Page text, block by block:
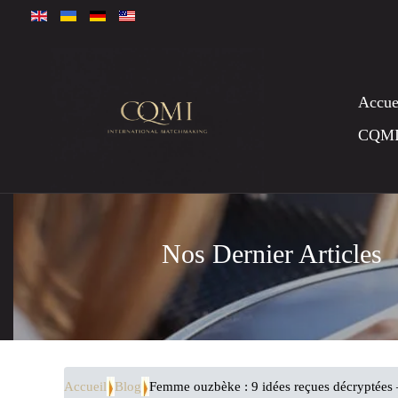
Nos Dernier Articles
Accueil Blog Femme ouzbèke : 9 idées reçues